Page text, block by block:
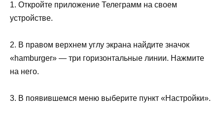
1. Откройте приложение Телеграмм на своем
устройстве.
2. В правом верхнем углу экрана найдите значок
«hamburger» — три горизонтальные линии. Нажмите
на него.
3. В появившемся меню выберите пункт «Настройки».